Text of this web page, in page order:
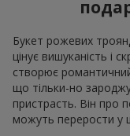
Букет рожевих
цінує вишуканість і
створює
що тільки-но
пристрасть. Він про
можуть перерости у